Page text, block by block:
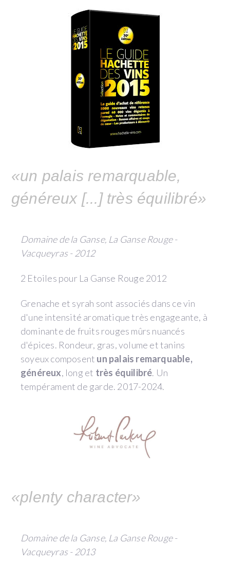
«un palais remarquable,
généreux [...] très équilibré»
Domaine de la Ganse, La Ganse Rouge -
Vacqueyras - 2012
2 Etoiles pour La Ganse Rouge 2012
Grenache et syrah sont associés dans ce vin
d'une intensité aromatique très engageante, à
dominante de fruits rouges mûrs nuancés
d'épices. Rondeur, gras, volume et tanins
soyeux composent un palais remarquable,
généreux, long et très équilibré. Un
tempérament de garde. 2017-2024.
«plenty character»
Domaine de la Ganse, La Ganse Rouge -
Vacqueyras - 2013